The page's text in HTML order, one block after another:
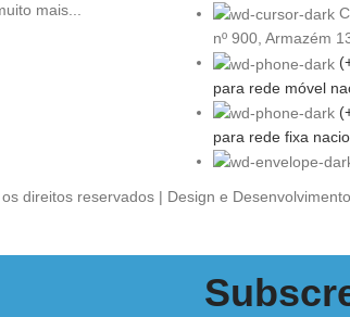
mais...
nº 900, Armazém
para rede móvel
para rede fixa
direitos reservados | Design e